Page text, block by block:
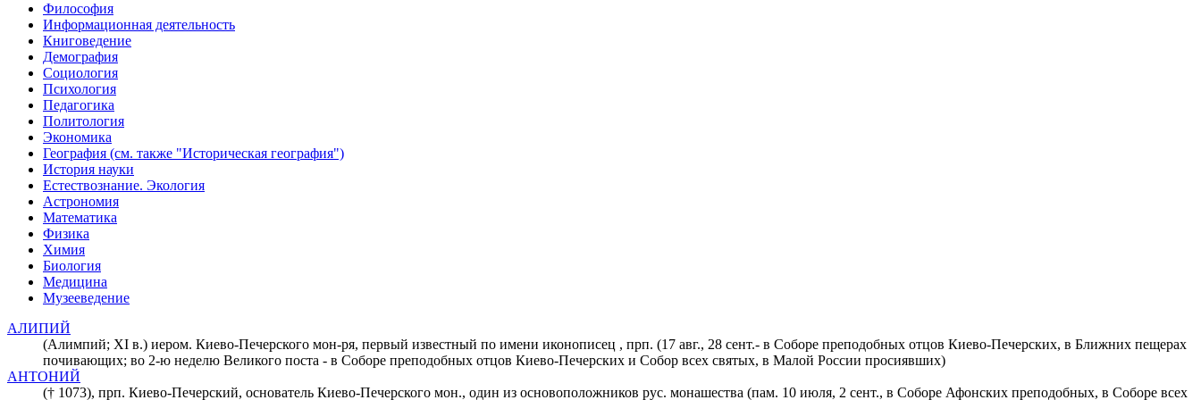
Философия
Информационная деятельность
Книговедение
Демография
Социология
Психология
Педагогика
Политология
Экономика
География (см. также "Историческая география")
История науки
Естествознание. Экология
Астрономия
Математика
Физика
Химия
Биология
Медицина
Музееведение
АЛИПИЙ
(Алимпий; XI в.) иером. Киево-Печерского мон-ря, первый известный по имени иконописец , прп. (17 авг., 28 сент.- в Соборе преподобных отцов Киево-Печерских, в Ближних пещерах
почивающих; во 2-ю неделю Великого поста - в Соборе преподобных отцов Киево-Печерских и Cобор всех святых, в Малой России просиявших)
АНТОНИЙ
(† 1073), прп. Киево-Печерский, основатель Киево-Печерского мон., один из основоположников рус. монашества (пам. 10 июля, 2 сент., в Соборе Афонских преподобных, в Соборе всех